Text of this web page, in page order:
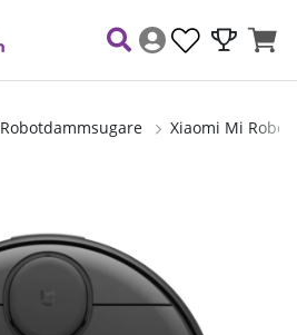
Robotdammsugare Xiaomi Mi